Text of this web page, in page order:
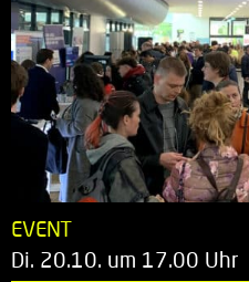
EVENT
Di. 20.10. um 17.00 Uhr